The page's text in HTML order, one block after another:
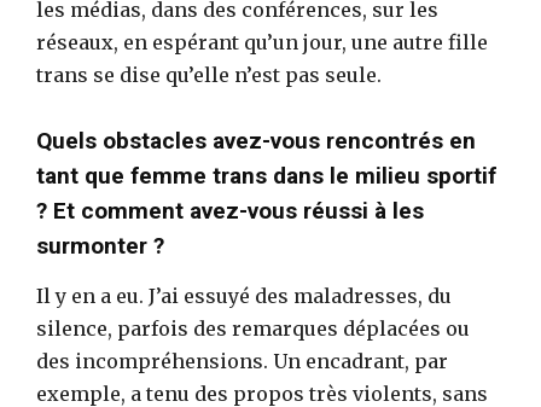
les médias, dans des conférences, sur les
réseaux, en espérant qu’un jour, une autre fille
trans se dise qu’elle n’est pas seule.
Quels obstacles avez-vous rencontrés en
tant que femme trans dans le milieu sportif
? Et comment avez-vous réussi à les
surmonter ?
Il y en a eu. J’ai essuyé des maladresses, du
silence, parfois des remarques déplacées ou
des incompréhensions. Un encadrant, par
exemple, a tenu des propos très violents, sans